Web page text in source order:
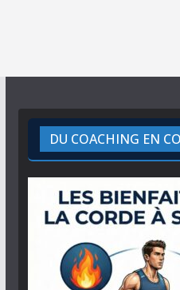
DU COACHING EN